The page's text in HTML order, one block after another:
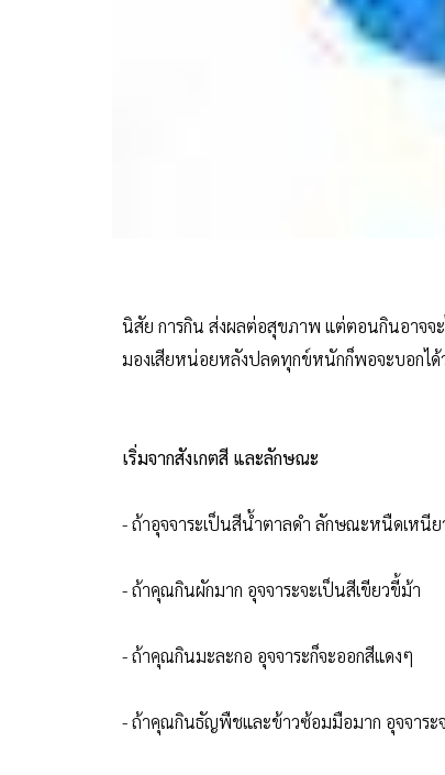
นิสัย การกิน ส่งผลต่อสุขภาพ แต่ตอนกินอาจจะ
มองเสียหน่อยหลังปลดทุกข์หนักก็พอจะบอกได้
เริ่มจากสังเกตสี และลักษณะ
- ถ้าอุจจาระเป็นสีน้ำตาลดำ ลักษณะหนืดเหนี
- ถ้าคุณกินผักมาก อุจจาระจะเป็นสีเขียวขี้ม้า
- ถ้าคุณกินมะละกอ อุจจาระก็จะออกสีแดงๆ
- ถ้าคุณกินธัญพืชและข้าวซ้อมมือมาก อุจจาระ